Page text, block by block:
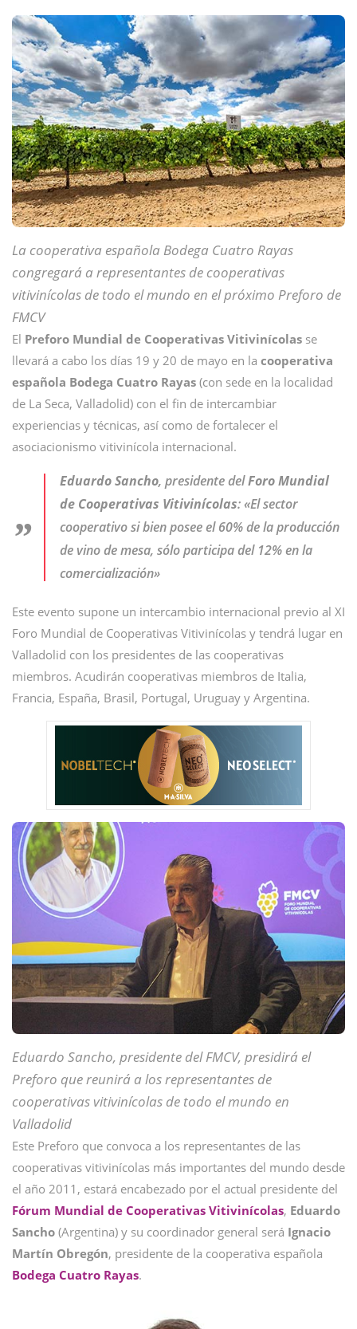
La cooperativa española Bodega Cuatro Rayas
congregará a representantes de cooperativas
vitivinícolas de todo el mundo en el próximo Preforo de
FMCV
El Preforo Mundial de Cooperativas Vitivinícolas se
llevará a cabo los días 19 y 20 de mayo en la cooperativa
española Bodega Cuatro Rayas (con sede en la localidad
de La Seca, Valladolid) con el fin de intercambiar
experiencias y técnicas, así como de fortalecer el
asociacionismo vitivinícola internacional.
Eduardo Sancho, presidente delForo Mundial
de Cooperativas Vitivinícolas: «El sector
cooperativo si bien posee el 60% de la producción
de vino de mesa, sólo participa del 12% en la
comercialización»
Este evento supone un intercambio internacional previo al XI
Foro Mundial de Cooperativas Vitivinícolas y tendrá lugar en
Valladolid con los presidentes de las cooperativas
miembros. Acudirán cooperativas miembros de Italia,
Francia, España, Brasil, Portugal, Uruguay y Argentina.
Eduardo Sancho, presidente del FMCV, presidirá el
Preforo que reunirá a los representantes de
cooperativas vitivinícolas de todo el mundo en
Valladolid
Este Preforo que convoca a los representantes de las
cooperativas vitivinícolas más importantes del mundo desde
el año 2011, estará encabezado por el actual presidente del
Fórum Mundial de Cooperativas Vitivinícolas, Eduardo
Sancho (Argentina) y su coordinador general será Ignacio
Martín Obregón, presidente de la cooperativa española
Bodega Cuatro Rayas.